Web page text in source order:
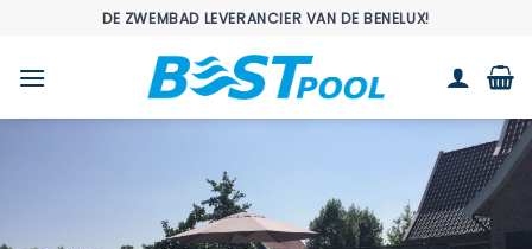
inhoud
DE ZWEMBAD LEVERANCIER VAN DE BENELUX!